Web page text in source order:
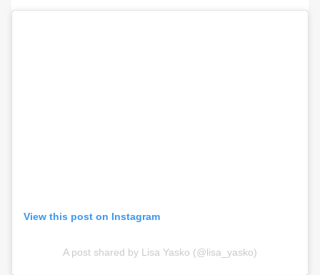
View this post on Instagram
A post shared by Lisa Yasko (@lisa_yasko)